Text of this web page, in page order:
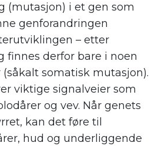
(mutasjon) i et gen som
genforandringen
– etter
finnes derfor bare i noen
somatisk mutasjon).
viktige signalveier som
og vev. Når genets
kan det føre til
hud og underliggende